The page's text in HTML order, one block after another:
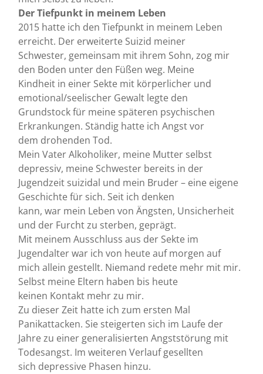
Der Tiefpunkt in meinem Leben
2015 hatte ich den Tiefpunkt in meinem Leben
erreicht. Der erweiterte Suizid meiner
Schwester, gemeinsam mit ihrem Sohn, zog mir
den Boden unter den Füßen weg. Meine
Kindheit in einer Sekte mit körperlicher und
emotional/seelischer Gewalt legte den
Grundstock für meine späteren psychischen
Erkrankungen. Ständig hatte ich Angst vor
dem drohenden Tod.
Mein Vater Alkoholiker, meine Mutter selbst
depressiv, meine Schwester bereits in der
Jugendzeit suizidal und mein Bruder – eine eigene
Geschichte für sich. Seit ich denken
kann, war mein Leben von Ängsten, Unsicherheit
und der Furcht zu sterben, geprägt.
Mit meinem Ausschluss aus der Sekte im
Jugendalter war ich von heute auf morgen auf
mich allein gestellt. Niemand redete mehr mit mir.
Selbst meine Eltern haben bis heute
keinen Kontakt mehr zu mir.
Zu dieser Zeit hatte ich zum ersten Mal
Panikattacken. Sie steigerten sich im Laufe der
Jahre zu einer generalisierten Angststörung mit
Todesangst. Im weiteren Verlauf gesellten
sich depressive Phasen hinzu.